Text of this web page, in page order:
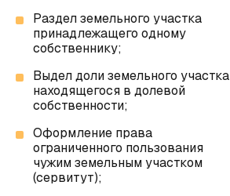
Раздел земельного участка
принадлежащего одному
собственнику;
Выдел доли земельного участка
находящегося в долевой
собственности;
Оформление права
ограниченного пользования
чужим земельным участком
(сервитут);